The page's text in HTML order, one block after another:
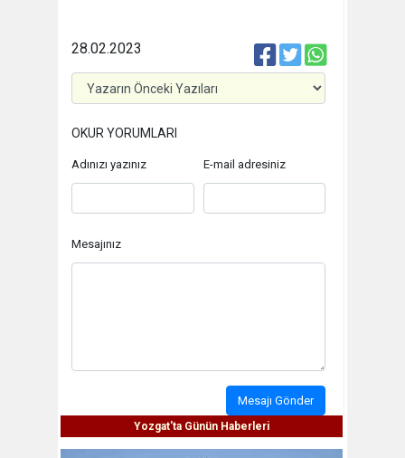
28.02.2023
OKUR YORUMLARI
Adınızı yazınız E-mail adresiniz
Mesajınız
Mesajı Gönder
Yozgat'ta Günün Haberleri